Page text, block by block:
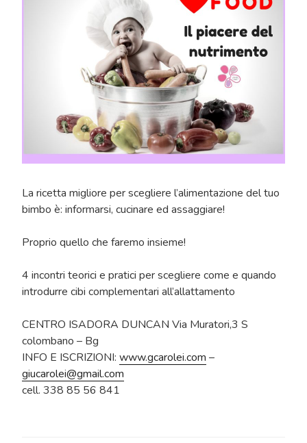
La ricetta migliore per scegliere l’alimentazione del tuo
bimbo è: informarsi, cucinare ed assaggiare!
Proprio quello che faremo insieme!
4 incontri teorici e pratici per scegliere come e quando
introdurre cibi complementari all’allattamento
CENTRO ISADORA DUNCAN Via Muratori,3 S
colombano – Bg
INFO E ISCRIZIONI: www.gcarolei.com –
giucarolei@gmail.com
cell. 338 85 56 841